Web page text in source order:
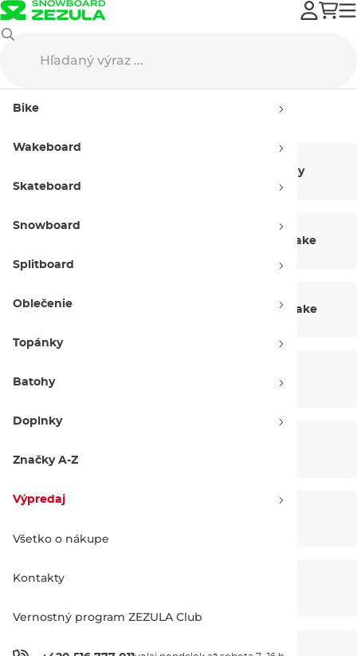
Bike
Wakeboard
Skateboard
Snowboard
Splitboard
Oblečenie
Topánky
Batohy
Doplnky
Značky A-Z
Výpredaj
Všetko o nákupe
Kontakty
Vernostný program ZEZULA Club
Wakeboarding
Wakeboardy
Prilby na wake
Vesty na wake Obaly na wake
wakeboard
Neoprény
doplnky
Wake bundy a